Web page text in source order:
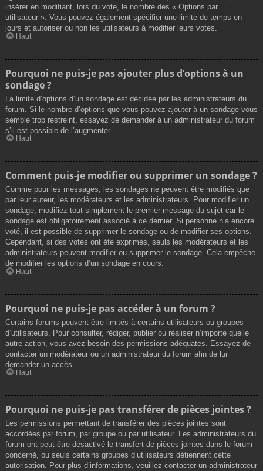
insérer en modifiant, lors du vote, le nombre des « Options par
utilisateur ». Vous pouvez également spécifier une limite de temps en
jours et autoriser ou non les utilisateurs à modifier leurs votes.
Haut
Pourquoi ne puis-je pas ajouter plus d’options à un
sondage ?
La limite d’options d’un sondage est décidée par les administrateurs du
forum. Si le nombre d’options que vous pouvez ajouter à un sondage vous
semble trop restreint, essayez de demander à un administrateur du forum
s’il est possible de l’augmenter.
Haut
Comment puis-je modifier ou supprimer un sondage ?
Comme pour les messages, les sondages ne peuvent être modifiés que
par leur auteur, les modérateurs et les administrateurs. Pour modifier un
sondage, modifiez tout simplement le premier message du sujet car le
sondage est obligatoirement associé à ce dernier. Si personne n’a encore
voté, il est possible de supprimer le sondage ou de modifier ses options.
Cependant, si des votes ont été exprimés, seuls les modérateurs et les
administrateurs peuvent modifier ou supprimer le sondage. Cela empêche
de modifier les options d’un sondage en cours.
Haut
Pourquoi ne puis-je pas accéder à un forum ?
Certains forums peuvent être limités à certains utilisateurs ou groupes
d’utilisateurs. Pour consulter, rédiger, publier ou réaliser n’importe quelle
autre action, vous avez besoin des permissions adéquates. Essayez de
contacter un modérateur ou un administrateur du forum afin de lui
demander un accès.
Haut
Pourquoi ne puis-je pas transférer de pièces jointes ?
Les permissions permettant de transférer des pièces jointes sont
accordées par forum, par groupe ou par utilisateur. Les administrateurs du
forum ont peut-être désactivé le transfert de pièces jointes dans le forum
concerné, ou seuls certains groupes d’utilisateurs détiennent cette
autorisation. Pour plus d’informations, veuillez contacter un administrateur